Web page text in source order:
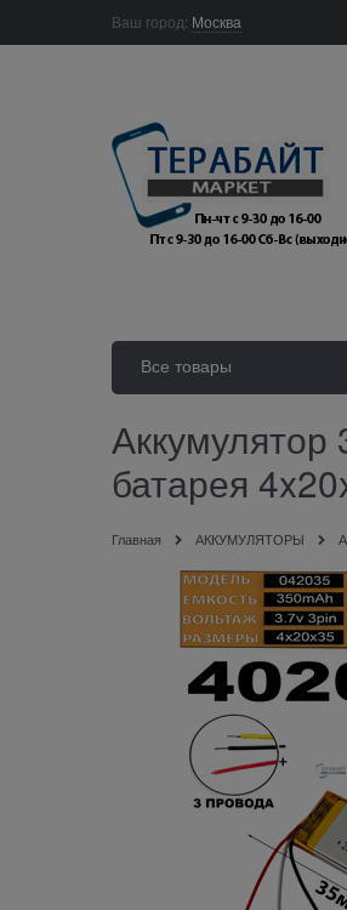
Ваш город: Москва
Все товары
Аккумулятор
батарея
Главная АККУМУЛЯТОРЫ